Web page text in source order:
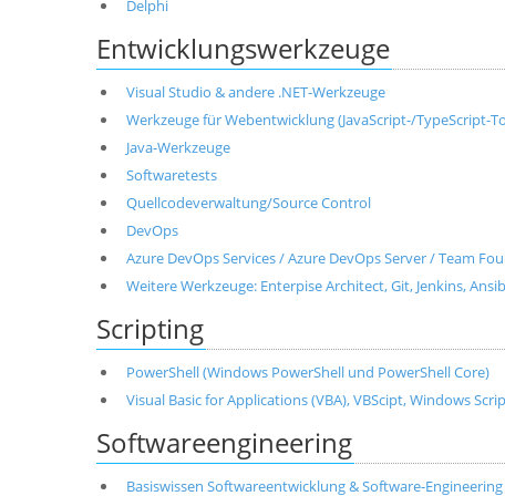
Delphi
Entwicklungswerkzeuge
Visual Studio & andere .NET-Werkzeuge
Werkzeuge für Webentwicklung (JavaScript-/TypeScript-
Java-Werkzeuge
Softwaretests
Quellcodeverwaltung/Source Control
DevOps
Azure DevOps Services / Azure DevOps Server / Team
Weitere Werkzeuge: Enterpise Architect, Git, Jenkins,
Scripting
PowerShell (Windows PowerShell und PowerShell Core)
Visual Basic for Applications (VBA), VBScipt, Windows
Softwareengineering
Basiswissen Softwareentwicklung & Software-Engineering